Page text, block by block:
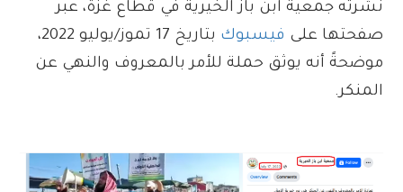
نشرته جمعية ابن باز الخيرية في قطاع غزة، عبر
صفحتها على فيسبوك
بتاريخ 17 تموز/يوليو 2022،
موضحةً أنه يوثق حملة للأمر بالمعروف والنهي عن
المنكر.